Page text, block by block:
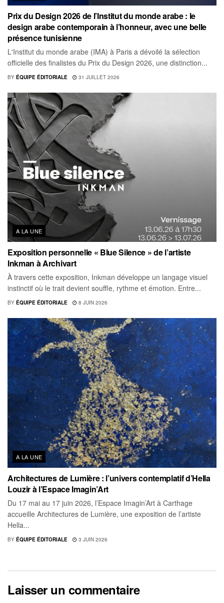
Prix du Design 2026 de l’Institut du monde arabe : le
design arabe contemporain à l’honneur, avec une belle
présence tunisienne
L'Institut du monde arabe (IMA) à Paris a dévoilé la sélection
officielle des finalistes du Prix du Design 2026, une distinction...
BY ÉQUIPE ÉDITORIALE 31 JUILLET 2026
A LA UNE
Exposition personnelle « Blue Silence » de l’artiste
Inkman à Archivart
À travers cette exposition, Inkman développe un langage visuel
instinctif où le trait devient souffle, rythme et émotion. Entre...
BY ÉQUIPE ÉDITORIALE 8 JUIN 2026
A LA UNE
Architectures de Lumière : l’univers contemplatif d’Hella
Louzir à l’Espace Imagin’Art
Du 17 mai au 17 juin 2026, l’Espace Imagin’Art à Carthage
accueille Architectures de Lumière, une exposition de l’artiste
Hella...
BY ÉQUIPE ÉDITORIALE 3 JUIN 2026
Laisser un commentaire